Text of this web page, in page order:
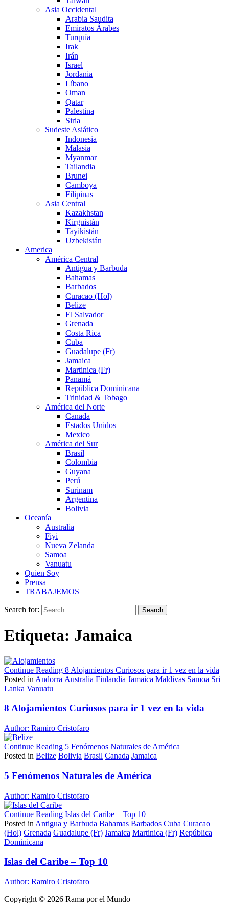
Asia Occidental
Arabia Saudita
Emiratos Árabes
Turquía
Irak
Irán
Israel
Jordania
Líbano
Oman
Qatar
Palestina
Siria
Sudeste Asiático
Indonesia
Malasia
Myanmar
Tailandia
Brunei
Camboya
Filipinas
Asia Central
Kazakhstan
Kirguistán
Tayikistán
Uzbekistán
America
América Central
Antigua y Barbuda
Bahamas
Barbados
Curacao (Hol)
Belize
El Salvador
Grenada
Costa Rica
Cuba
Guadalupe (Fr)
Jamaica
Martinica (Fr)
Panamá
República Dominicana
Trinidad & Tobago
América del Norte
Canada
Estados Unidos
Mexico
América del Sur
Brasil
Colombia
Guyana
Perú
Surinam
Argentina
Bolivia
Oceanía
Australia
Fiyi
Nueva Zelanda
Samoa
Vanuatu
Quien Soy
Prensa
TRABAJEMOS
Search for:
Etiqueta: Jamaica
Continue Reading 8 Alojamientos Curiosos para ir 1 vez en la vida
Posted in Andorra Australia Finlandia Jamaica Maldivas Samoa Sri
Lanka Vanuatu
8 Alojamientos Curiosos para ir 1 vez en la vida
Author: Ramiro Cristofaro
Continue Reading 5 Fenómenos Naturales de América
Posted in Belize Bolivia Brasil Canada Jamaica
5 Fenómenos Naturales de América
Author: Ramiro Cristofaro
Continue Reading Islas del Caribe – Top 10
Posted in Antigua y Barbuda Bahamas Barbados Cuba Curacao
(Hol) Grenada Guadalupe (Fr) Jamaica Martinica (Fr) República
Dominicana
Islas del Caribe – Top 10
Author: Ramiro Cristofaro
Copyright © 2026 Rama por el Mundo